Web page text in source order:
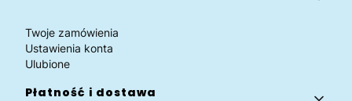
Twoje zamówienia
Ustawienia konta
Ulubione
Płatność i dostawa